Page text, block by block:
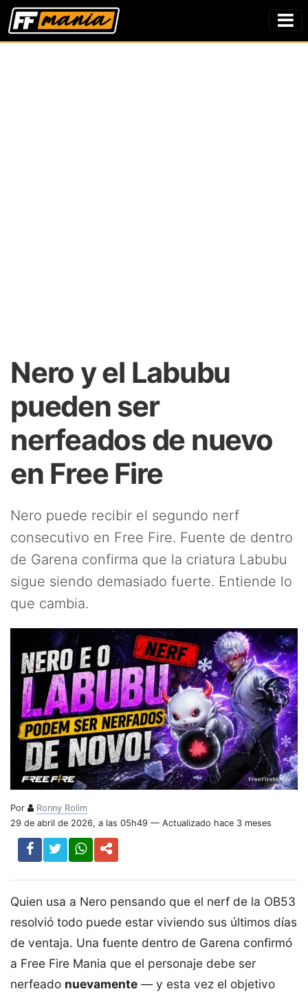
Nero y el Labubu
pueden ser
nerfeados de nuevo
en Free Fire
Nero puede recibir el segundo nerf
consecutivo en Free Fire. Fuente de dentro
de Garena confirma que la criatura Labubu
sigue siendo demasiado fuerte. Entiende lo
que cambia.
Por
Ronny Rolim
29 de abril de 2026, a las 05h49 — Actualizado hace 3 meses
Quien usa a Nero pensando que el nerf de la OB53
resolvió todo puede estar viviendo sus últimos días
de ventaja. Una fuente dentro de Garena confirmó
a Free Fire Mania que el personaje debe ser
nerfeado nuevamente — y esta vez el objetivo